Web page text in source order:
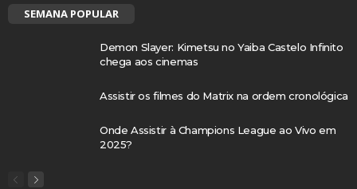
SEMANA POPULAR
Demon Slayer: Kimetsu no Yaiba Castelo Infinito
chega aos cinemas
Assistir os filmes do Matrix na ordem cronológica
Onde Assistir à Champions League ao Vivo em
2025?